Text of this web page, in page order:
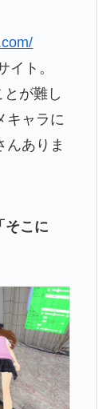
イト。
が難し
キャラに
んありま
そこに